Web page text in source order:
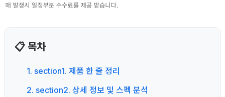
📋 목차
1. section1. 제품 한 줄 정리
2. section2. 상세 정보 및 스펙 분석